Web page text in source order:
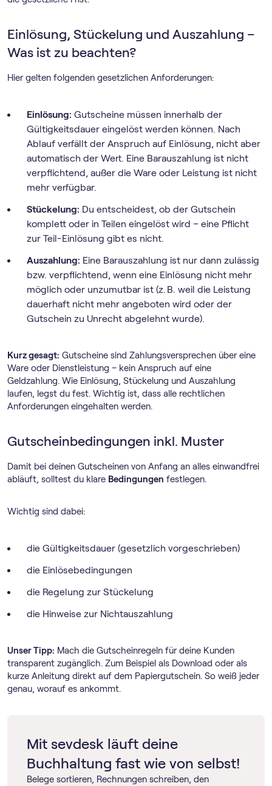
Einlösung, Stückelung und Auszahlung –
Was ist zu beachten?
Hier gelten folgenden gesetzlichen Anforderungen:
Einlösung: Gutscheine müssen innerhalb der
Gültigkeitsdauer eingelöst werden können. Nach
Ablauf verfällt der Anspruch auf Einlösung, nicht aber
automatisch der Wert. Eine Barauszahlung ist nicht
verpflichtend, außer die Ware oder Leistung ist nicht
mehr verfügbar.
Stückelung: Du entscheidest, ob der Gutschein
komplett oder in Teilen eingelöst wird – eine Pflicht
zur Teil-Einlösung gibt es nicht.
Auszahlung: Eine Barauszahlung ist nur dann zulässig
bzw. verpflichtend, wenn eine Einlösung nicht mehr
möglich oder unzumutbar ist (z. B. weil die Leistung
dauerhaft nicht mehr angeboten wird oder der
Gutschein zu Unrecht abgelehnt wurde).
Kurz gesagt: Gutscheine sind Zahlungsversprechen über eine
Ware oder Dienstleistung – kein Anspruch auf eine
Geldzahlung. Wie Einlösung, Stückelung und Auszahlung
laufen, legst du fest. Wichtig ist, dass alle rechtlichen
Anforderungen eingehalten werden.
Gutscheinbedingungen inkl. Muster
Damit bei deinen Gutscheinen von Anfang an alles einwandfrei
abläuft, solltest du klare Bedingungen festlegen.
Wichtig sind dabei:
die Gültigkeitsdauer (gesetzlich vorgeschrieben)
die Einlösebedingungen
die Regelung zur Stückelung
die Hinweise zur Nichtauszahlung
Unser Tipp: Mach die Gutscheinregeln für deine Kunden
transparent zugänglich. Zum Beispiel als Download oder als
kurze Anleitung direkt auf dem Papiergutschein. So weiß jeder
genau, worauf es ankommt.
Mit sevdesk läuft deine
Buchhaltung fast wie von selbst!
Belege sortieren, Rechnungen schreiben, den